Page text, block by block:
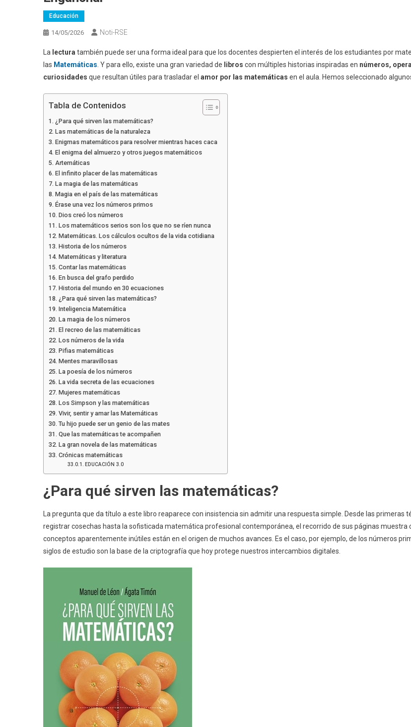
Educación
14/05/2026 Noti-RSE
La lectura también puede ser una forma ideal para que los docentes despierten el interés de los estudiantes por
las Matemáticas . Y para ello, existe una gran variedad de libros con múltiples historias inspiradas en números,
curiosidades que resultan útiles para trasladar el amor por las matemáticas en el aula. Hemos seleccionado
Tabla de Contenidos
¿Para qué sirven las matemáticas?
Las matemáticas de la naturaleza
Enigmas matemáticos para resolver mientras haces caca
El enigma del almuerzo y otros juegos matemáticos
Artemáticas
El infinito placer de las matemáticas
La magia de las matemáticas
Magia en el país de las matemáticas
Érase una vez los números primos
Dios creó los números
Los matemáticos serios son los que no se ríen nunca
Matemáticas. Los cálculos ocultos de la vida cotidiana
Historia de los números
Matemáticas y literatura
Contar las matemáticas
En busca del grafo perdido
Historia del mundo en 30 ecuaciones
¿Para qué sirven las matemáticas?
Inteligencia Matemática
La magia de los números
El recreo de las matemáticas
Los números de la vida
Pifias matemáticas
Mentes maravillosas
La poesía de los números
La vida secreta de las ecuaciones
Mujeres matemáticas
Los Simpson y las matemáticas
Vivir, sentir y amar las Matemáticas
Tu hijo puede ser un genio de las mates
Que las matemáticas te acompañen
La gran novela de las matemáticas
Crónicas matemáticas
EDUCACIÓN 3.0
¿Para qué sirven las matemáticas?
La pregunta que da título a este libro reaparece con insistencia sin admitir una respuesta simple. Desde las primeras
registrar cosechas hasta la sofisticada matemática profesional contemporánea, el recorrido de sus páginas muestra
conceptos aparentemente inútiles están en el origen de muchos avances. Es el caso, por ejemplo, de los números
siglos de estudio son la base de la criptografía que hoy protege nuestros intercambios digitales.